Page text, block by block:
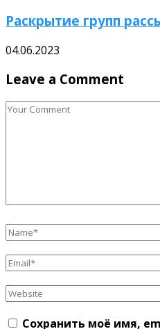
Раскрытие групп
04.06.2023
Leave a Comment
Сохранить моё имя,